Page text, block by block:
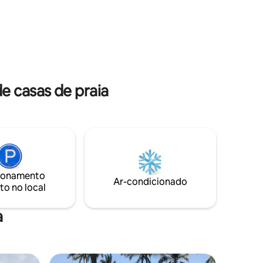
casas de praia
no local
Ar-condicionado